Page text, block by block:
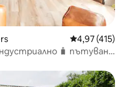
Средна
4,97 (415)